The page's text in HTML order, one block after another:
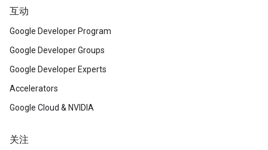
互动
Google Developer Program
Google Developer Groups
Google Developer Experts
Accelerators
Google Cloud & NVIDIA
关注